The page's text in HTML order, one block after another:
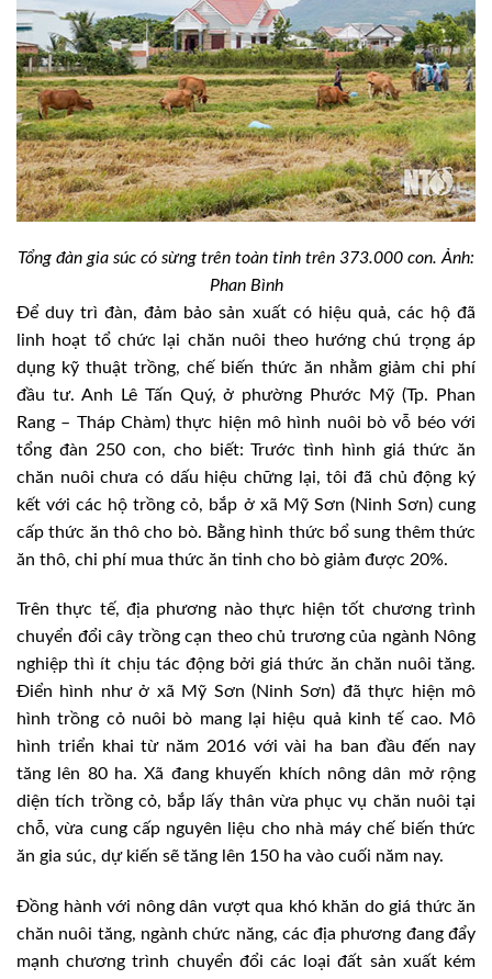
Tổng đàn gia súc có sừng trên toàn tỉnh trên 373.000 con. Ảnh:
Phan Bình
Để duy trì đàn, đảm bảo sản xuất có hiệu quả, các hộ đã
linh hoạt tổ chức lại chăn nuôi theo hướng chú trọng áp
dụng kỹ thuật trồng, chế biến thức ăn nhằm giảm chi phí
đầu tư. Anh Lê Tấn Quý, ở phường Phước Mỹ (Tp. Phan
Rang – Tháp Chàm) thực hiện mô hình nuôi bò vỗ béo với
tổng đàn 250 con, cho biết: Trước tình hình giá thức ăn
chăn nuôi chưa có dấu hiệu chững lại, tôi đã chủ động ký
kết với các hộ trồng cỏ, bắp ở xã Mỹ Sơn (Ninh Sơn) cung
cấp thức ăn thô cho bò. Bằng hình thức bổ sung thêm thức
ăn thô, chi phí mua thức ăn tinh cho bò giảm được 20%.
Trên thực tế, địa phương nào thực hiện tốt chương trình
chuyển đổi cây trồng cạn theo chủ trương của ngành Nông
nghiệp thì ít chịu tác động bởi giá thức ăn chăn nuôi tăng.
Điển hình như ở xã Mỹ Sơn (Ninh Sơn) đã thực hiện mô
hình trồng cỏ nuôi bò mang lại hiệu quả kinh tế cao. Mô
hình triển khai từ năm 2016 với vài ha ban đầu đến nay
tăng lên 80 ha. Xã đang khuyến khích nông dân mở rộng
diện tích trồng cỏ, bắp lấy thân vừa phục vụ chăn nuôi tại
chỗ, vừa cung cấp nguyên liệu cho nhà máy chế biến thức
ăn gia súc, dự kiến sẽ tăng lên 150 ha vào cuối năm nay.
Đồng hành với nông dân vượt qua khó khăn do giá thức ăn
chăn nuôi tăng, ngành chức năng, các địa phương đang đẩy
mạnh chương trình chuyển đổi các loại đất sản xuất kém